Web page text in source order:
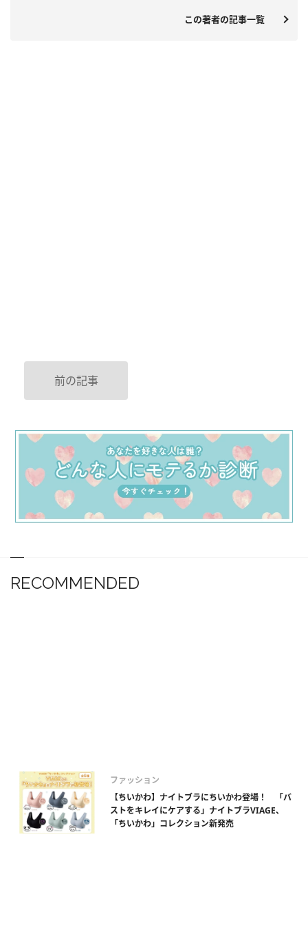
この著者の記事一覧
前の記事
RECOMMENDED
ファッション
【ちいかわ】ナイトブラにちいかわ登場！ 「バ
ストをキレイにケアする」ナイトブラVIAGE、
「ちいかわ」コレクション新発売